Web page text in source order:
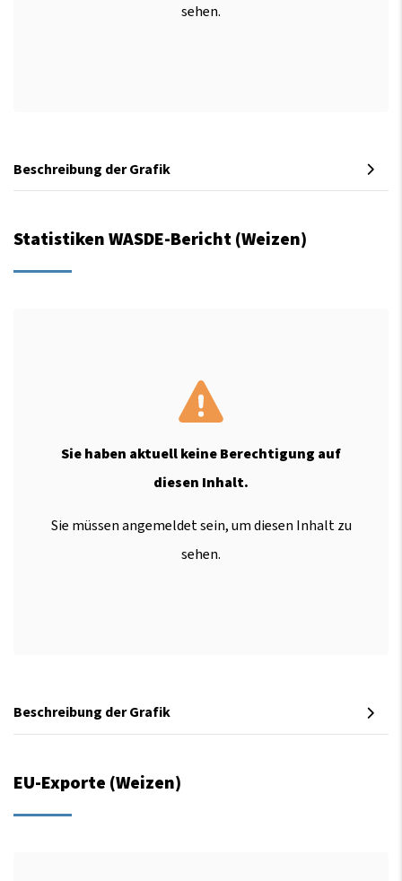
sehen.
Beschreibung der Grafik
Statistiken WASDE-Bericht (Weizen)
Sie haben aktuell keine Berechtigung auf
diesen Inhalt.
Sie müssen angemeldet sein, um diesen Inhalt zu
sehen.
Beschreibung der Grafik
EU-Exporte (Weizen)